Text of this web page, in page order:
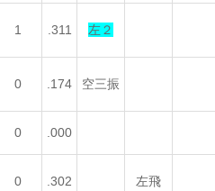
1 .311 左２
0 .174 空三振
0 .000
0 .302 左飛